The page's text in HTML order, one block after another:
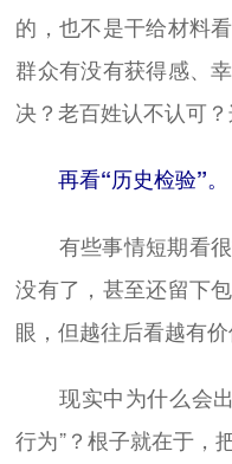
的，也不是干给材料
群众有没有获得感、
决？老百姓认不认可？
再看“历史检验”。
有些事情短期看很
没有了，甚至还留下
眼，但越往后看越有价
现实中为什么会出
行为”？根子就在于，